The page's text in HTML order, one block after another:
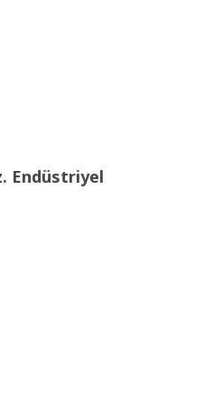
Endüstriyel